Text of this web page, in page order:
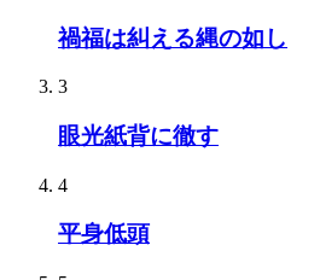
禍福は糾える縄の如し
3
眼光紙背に徹す
4
平身低頭